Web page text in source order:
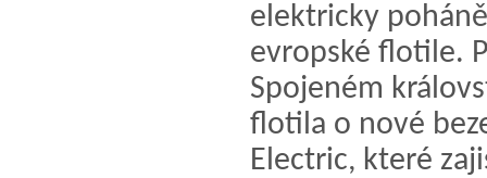
elektricky
evropské flotile.
Spojeném
flotila o nové
Electric, které